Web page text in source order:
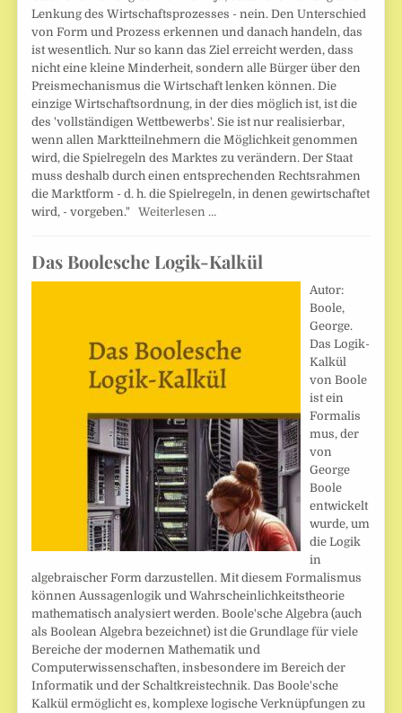
Lenkung des Wirtschaftsprozesses - nein. Den Unterschied
von Form und Prozess erkennen und danach handeln, das
ist wesentlich. Nur so kann das Ziel erreicht werden, dass
nicht eine kleine Minderheit, sondern alle Bürger über den
Preismechanismus die Wirtschaft lenken können. Die
einzige Wirtschaftsordnung, in der dies möglich ist, ist die
des 'vollständigen Wettbewerbs'. Sie ist nur realisierbar,
wenn allen Marktteilnehmern die Möglichkeit genommen
wird, die Spielregeln des Marktes zu verändern. Der Staat
muss deshalb durch einen entsprechenden Rechtsrahmen
die Marktform - d. h. die Spielregeln, in denen gewirtschaftet
wird, - vorgeben."Weiterlesen …
Das Boolesche Logik-Kalkül
Autor:
Boole,
George.
Das Logik-
Kalkül
von Boole
ist ein
Formalis
mus, der
von
George
Boole
entwickelt
wurde, um
die Logik
in
algebraischer Form darzustellen. Mit diesem Formalismus
können Aussagenlogik und Wahrscheinlichkeitstheorie
mathematisch analysiert werden. Boole'sche Algebra (auch
als Boolean Algebra bezeichnet) ist die Grundlage für viele
Bereiche der modernen Mathematik und
Computerwissenschaften, insbesondere im Bereich der
Informatik und der Schaltkreistechnik. Das Boole'sche
Kalkül ermöglicht es, komplexe logische Verknüpfungen zu